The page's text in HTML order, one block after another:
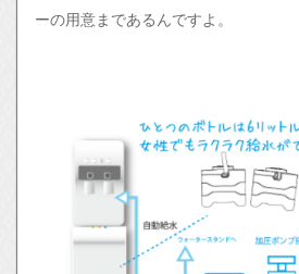
ーの用意まであるんですよ。